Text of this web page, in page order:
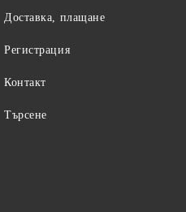
Доставка, плащане
Регистрация
Контакт
Търсене